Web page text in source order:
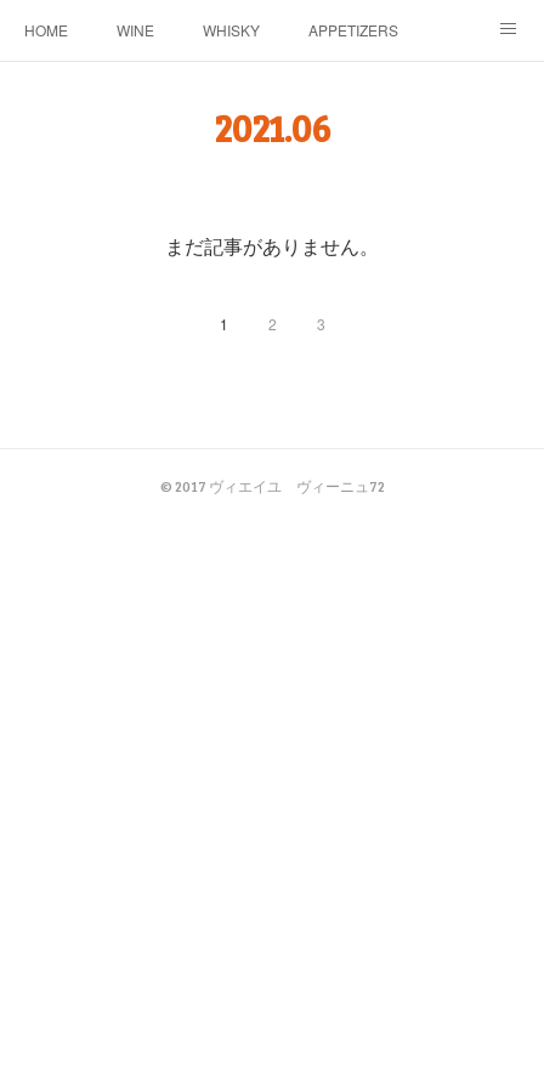
HOME WINE WHISKY APPETIZERS
2021.06
まだ記事がありません。
1 2 3
© 2017 ヴィエイユ ヴィーニュ72